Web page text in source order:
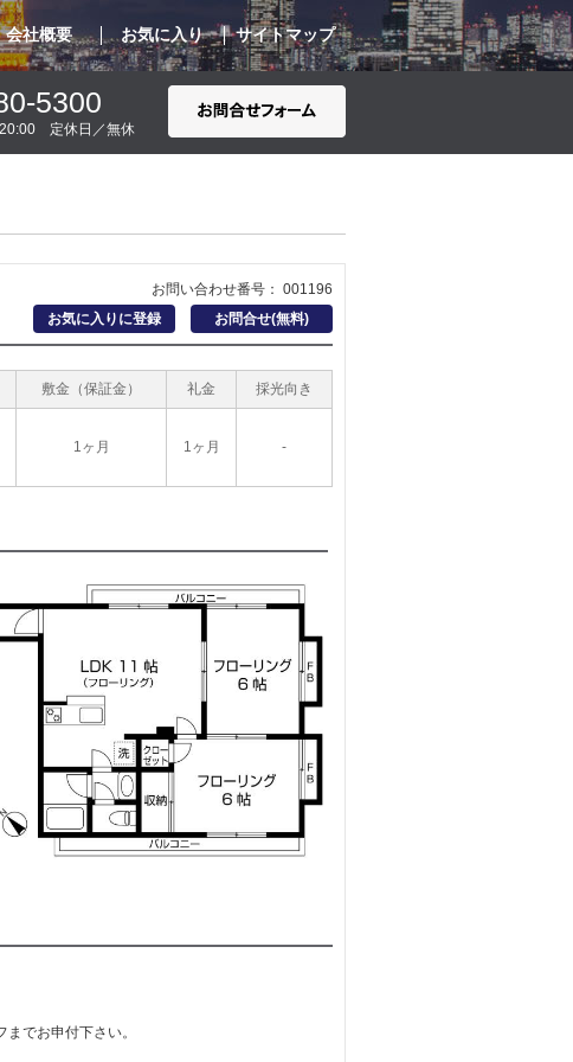
会社概要 お気に入り サイトマップ
5300
定休日／無休
お問い合わせ番号： 001196
お気に入りに登録 お問合せ(無料)
敷金（保証金） 礼金 採光向き
1ヶ月 1ヶ月 -
でお申付下さい。